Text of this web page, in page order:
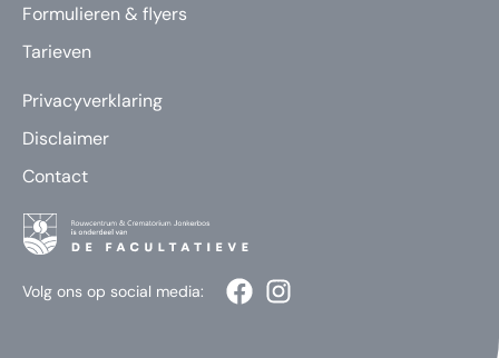
Formulieren & flyers
Tarieven
Privacyverklaring
Disclaimer
Contact
Volg ons op social media: